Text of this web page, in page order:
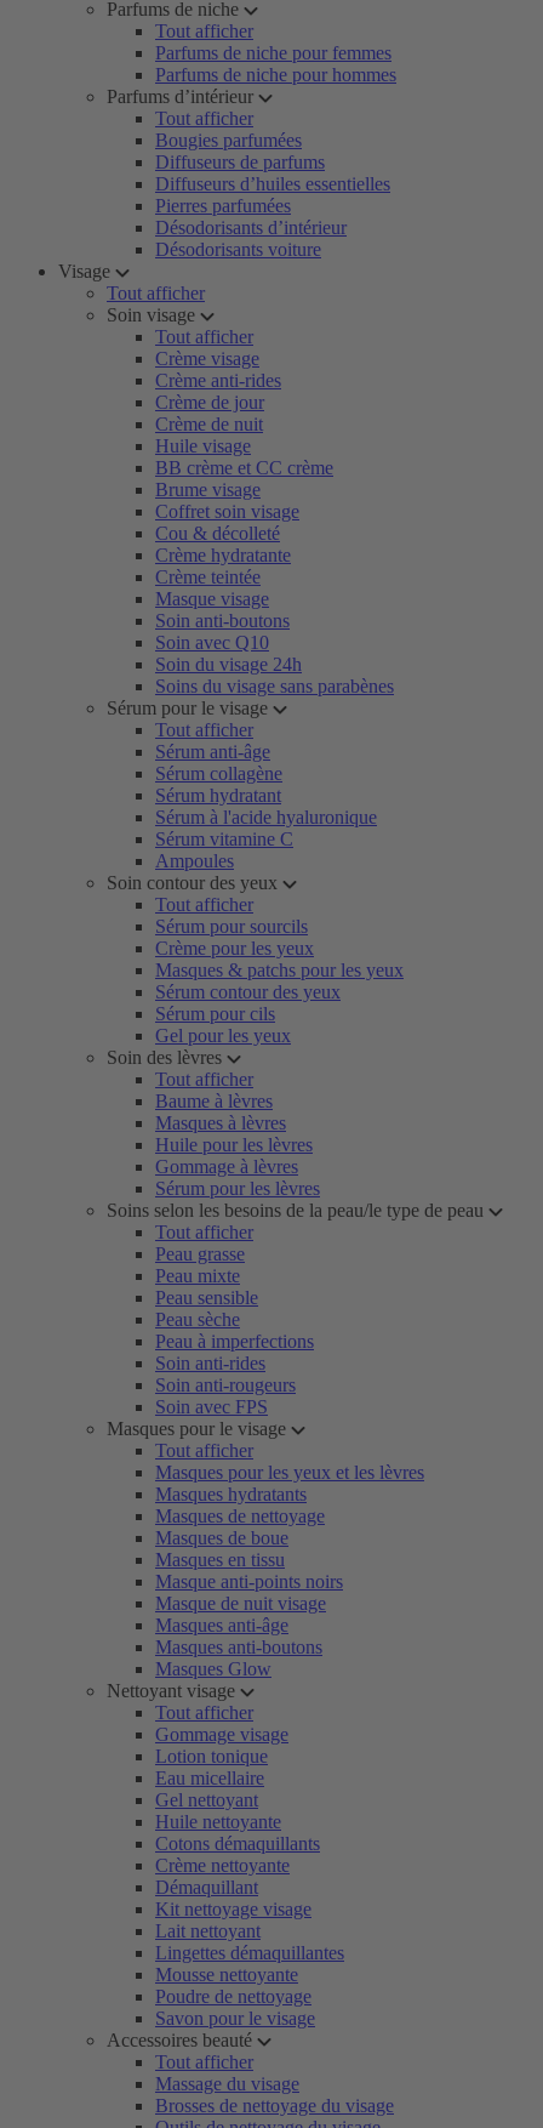
Parfums de niche
Tout afficher
Parfums de niche pour femmes
Parfums de niche pour hommes
Parfums d’intérieur
Tout afficher
Bougies parfumées
Diffuseurs de parfums
Diffuseurs d’huiles essentielles
Pierres parfumées
Désodorisants d’intérieur
Désodorisants voiture
Visage
Tout afficher
Soin visage
Tout afficher
Crème visage
Crème anti-rides
Crème de jour
Crème de nuit
Huile visage
BB crème et CC crème
Brume visage
Coffret soin visage
Cou & décolleté
Crème hydratante
Crème teintée
Masque visage
Soin anti-boutons
Soin avec Q10
Soin du visage 24h
Soins du visage sans parabènes
Sérum pour le visage
Tout afficher
Sérum anti-âge
Sérum collagène
Sérum hydratant
Sérum à l'acide hyaluronique
Sérum vitamine C
Ampoules
Soin contour des yeux
Tout afficher
Sérum pour sourcils
Crème pour les yeux
Masques & patchs pour les yeux
Sérum contour des yeux
Sérum pour cils
Gel pour les yeux
Soin des lèvres
Tout afficher
Baume à lèvres
Masques à lèvres
Huile pour les lèvres
Gommage à lèvres
Sérum pour les lèvres
Soins selon les besoins de la peau/le type de peau
Tout afficher
Peau grasse
Peau mixte
Peau sensible
Peau sèche
Peau à imperfections
Soin anti-rides
Soin anti-rougeurs
Soin avec FPS
Masques pour le visage
Tout afficher
Masques pour les yeux et les lèvres
Masques hydratants
Masques de nettoyage
Masques de boue
Masques en tissu
Masque anti-points noirs
Masque de nuit visage
Masques anti-âge
Masques anti-boutons
Masques Glow
Nettoyant visage
Tout afficher
Gommage visage
Lotion tonique
Eau micellaire
Gel nettoyant
Huile nettoyante
Cotons démaquillants
Crème nettoyante
Démaquillant
Kit nettoyage visage
Lait nettoyant
Lingettes démaquillantes
Mousse nettoyante
Poudre de nettoyage
Savon pour le visage
Accessoires beauté
Tout afficher
Massage du visage
Brosses de nettoyage du visage